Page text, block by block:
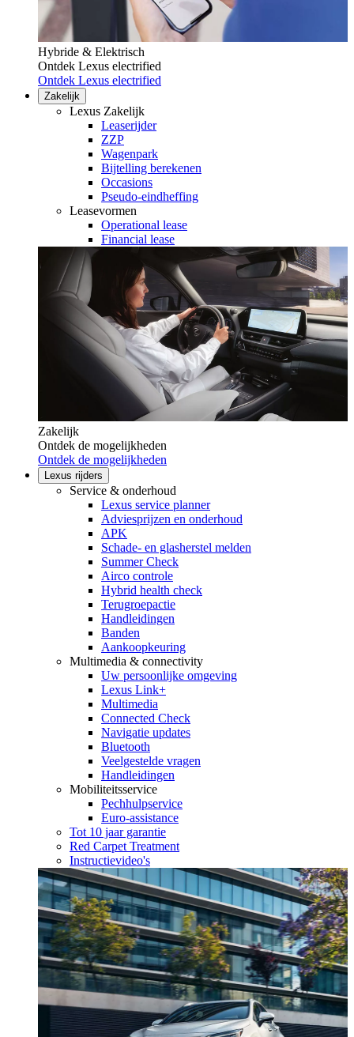
Hybride & Elektrisch
Ontdek Lexus electrified
Ontdek Lexus electrified
Zakelijk
Lexus Zakelijk
Leaserijder
ZZP
Wagenpark
Bijtelling berekenen
Occasions
Pseudo-eindheffing
Leasevormen
Operational lease
Financial lease
Zakelijk
Ontdek de mogelijkheden
Ontdek de mogelijkheden
Lexus rijders
Service & onderhoud
Lexus service planner
Adviesprijzen en onderhoud
APK
Schade- en glasherstel melden
Summer Check
Airco controle
Hybrid health check
Terugroepactie
Handleidingen
Banden
Aankoopkeuring
Multimedia & connectivity
Uw persoonlijke omgeving
Lexus Link+
Multimedia
Connected Check
Navigatie updates
Bluetooth
Veelgestelde vragen
Handleidingen
Mobiliteitsservice
Pechhulpservice
Euro-assistance
Tot 10 jaar garantie
Red Carpet Treatment
Instructievideo's